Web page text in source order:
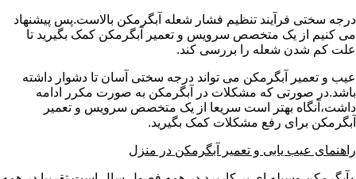
درجه سختی فرآیند تنظیم فشار شعله آبگرمکن بالاست.پس پیشنهاد
می کنیم از یک متخصص سرویس و تعمیر آبگرمکن کمک بگیرید تا
علت کم شدن شعله را بررسی کند.
عیب و تعمیر آبگرمکن می تواند درجه سختی آسان تا دشوار داشته
باشد.در صورتی که مشکلات در آبگرمکن به صورت مکرر ادامه
داشت،آنگاه بهتر است سریعا از یک متخصص سرویس و تعمیر
آبگرمکن برای رفع مشکلات کمک بگیرید.
راهنمای عیب یابی و تعمیر آبگرمکن در منزل